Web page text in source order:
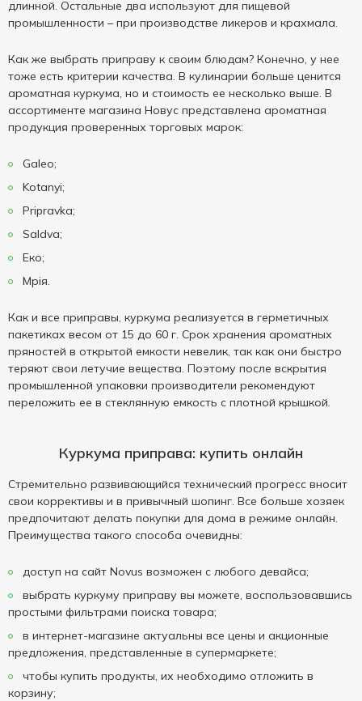
длинной. Остальные два используют для пищевой
промышленности – при производстве ликеров и крахмала.
Как же выбрать приправу к своим блюдам? Конечно, у нее
тоже есть критерии качества. В кулинарии больше ценится
ароматная куркума, но и стоимость ее несколько выше. В
ассортименте магазина Новус представлена ароматная
продукция проверенных торговых марок:
Galeo;
Kotanyi;
Pripravka;
Saldva;
Еко;
Мрія.
Как и все приправы, куркума реализуется в герметичных
пакетиках весом от 15 до 60 г. Срок хранения ароматных
пряностей в открытой емкости невелик, так как они быстро
теряют свои летучие вещества. Поэтому после вскрытия
промышленной упаковки производители рекомендуют
переложить ее в стеклянную емкость с плотной крышкой.
Куркума приправа: купить онлайн
Стремительно развивающийся технический прогресс вносит
свои коррективы и в привычный шопинг. Все больше хозяек
предпочитают делать покупки для дома в режиме онлайн.
Преимущества такого способа очевидны:
доступ на сайт Novus возможен с любого девайса;
выбрать куркуму приправу вы можете, воспользовавшись
простыми фильтрами поиска товара;
в интернет-магазине актуальны все цены и акционные
предложения, представленные в супермаркете;
чтобы купить продукты, их необходимо отложить в
корзину;